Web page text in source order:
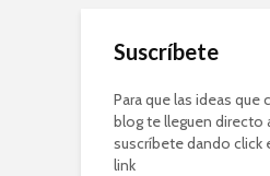
Suscríbete
Para que las ideas
blog te lleguen directo
suscríbete dando click
link